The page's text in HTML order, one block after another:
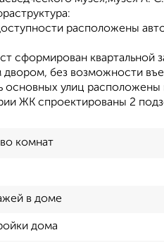
расположены
сформирован
двором, без возможности
основных улиц
ЖК спроектированы 2
комнат
в доме
дома